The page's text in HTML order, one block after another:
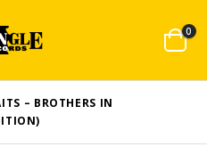
0
– BROTHERS IN